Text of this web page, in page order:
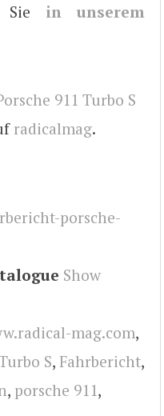
Sie in unserem
911 Turbo S
radicalmag.
porsche-
Show
mag.com,
S, Fahrbericht,
, porsche 911,